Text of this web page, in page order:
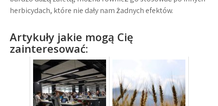
herbicydach, które nie dały nam żadnych efektów.
Artykuły jakie mogą Cię
zainteresować: